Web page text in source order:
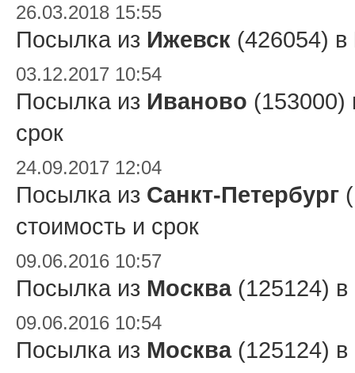
26.03.2018 15:55
Посылка из Ижевск (426054) в
03.12.2017 10:54
Посылка из Иваново
срок
24.09.2017 12:04
Посылка из Санкт-Петербург
стоимость и срок
09.06.2016 10:57
Посылка из Москва(125124) в
09.06.2016 10:54
Посылка из Москва(125124) в